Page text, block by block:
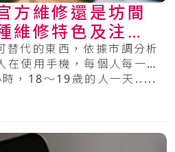
方維修還是坊間
維修特色及注意
替代的東西，依據市調分析
使用手機，每個人每一天
，18～19歲的人一天.....